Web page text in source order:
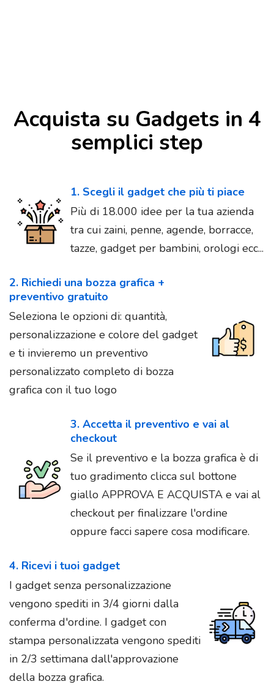
Acquista su Gadgets in 4
semplici step
1. Scegli il gadget che più ti piace
Più di 18.000 idee per la tua azienda
tra cui zaini, penne, agende, borracce,
tazze, gadget per bambini, orologi ecc...
2. Richiedi una bozza grafica +
preventivo gratuito
Seleziona le opzioni di: quantità,
personalizzazione e colore del gadget
e ti invieremo un preventivo
personalizzato completo di bozza
grafica con il tuo logo
3. Accetta il preventivo e vai al
checkout
Se il preventivo e la bozza grafica è di
tuo gradimento clicca sul bottone
giallo APPROVA E ACQUISTA e vai al
checkout per finalizzare l'ordine
oppure facci sapere cosa modificare.
4. Ricevi i tuoi gadget
I gadget senza personalizzazione
vengono spediti in 3/4 giorni dalla
conferma d'ordine. I gadget con
stampa personalizzata vengono spediti
in 2/3 settimana dall'approvazione
della bozza grafica.